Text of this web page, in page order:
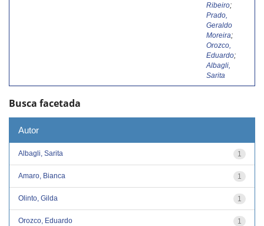
Ribeiro;
Prado,
Geraldo
Moreira;
Orozco,
Eduardo;
Albagli,
Sarita
Busca facetada
Autor
1
Albagli, Sarita
1
Amaro, Bianca
1
Olinto, Gilda
1
Orozco, Eduardo